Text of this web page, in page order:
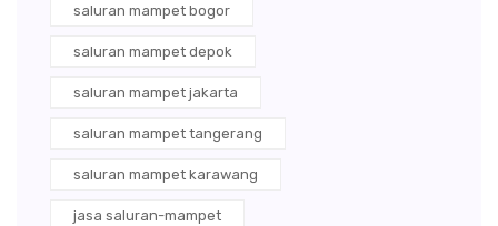
saluran mampet bogor
saluran mampet depok
saluran mampet jakarta
saluran mampet tangerang
saluran mampet karawang
jasa saluran-mampet